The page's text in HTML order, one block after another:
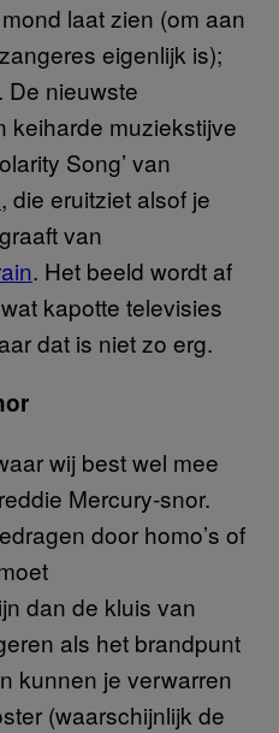
laat zien (om aan
eigenlijk is);
De nieuwste
keiharde muziekstijve
Song’ van
, die eruitziet alsof je
van
. Het beeld wordt af
kapotte televisies
dat is niet zo erg.
wij best wel mee
Mercury-snor.
door homo’s of
dan de kluis van
als het brandpunt
kunnen je verwarren
(waarschijnlijk de